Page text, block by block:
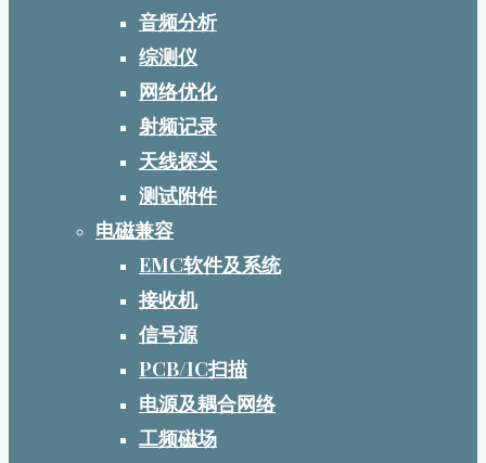
音频分析
综测仪
网络优化
射频记录
天线探头
测试附件
电磁兼容
EMC软件及系统
接收机
信号源
PCB/IC扫描
电源及耦合网络
工频磁场